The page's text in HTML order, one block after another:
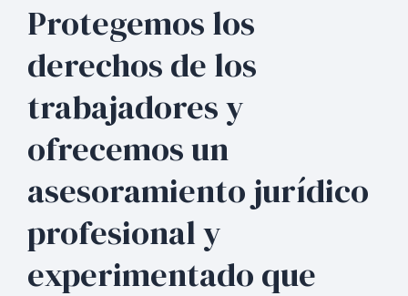
Protegemos los
derechos de los
trabajadores y
ofrecemos un
asesoramiento jurídico
profesional y
experimentado que